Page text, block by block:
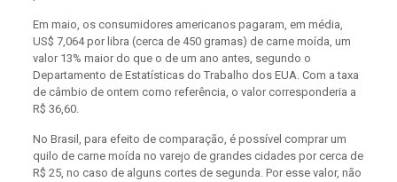
Em maio, os consumidores americanos pagaram, em média,
US$ 7,064 por libra (cerca de 450 gramas) de carne moída, um
valor 13% maior do que o de um ano antes, segundo o
Departamento de Estatísticas do Trabalho dos EUA. Com a taxa
de câmbio de ontem como referência, o valor corresponderia a
R$ 36,60.
No Brasil, para efeito de comparação, é possível comprar um
quilo de carne moída no varejo de grandes cidades por cerca de
R$ 25, no caso de alguns cortes de segunda. Por esse valor, não